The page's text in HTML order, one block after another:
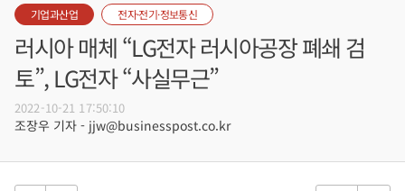
기업과산업 전자·전기·정보통신
러시아 매체 “LG전자 러시아공장 폐쇄 검
토”, LG전자 “사실무근”
2022-10-21 17:50:10
조장우 기자 - jjw@businesspost.co.kr